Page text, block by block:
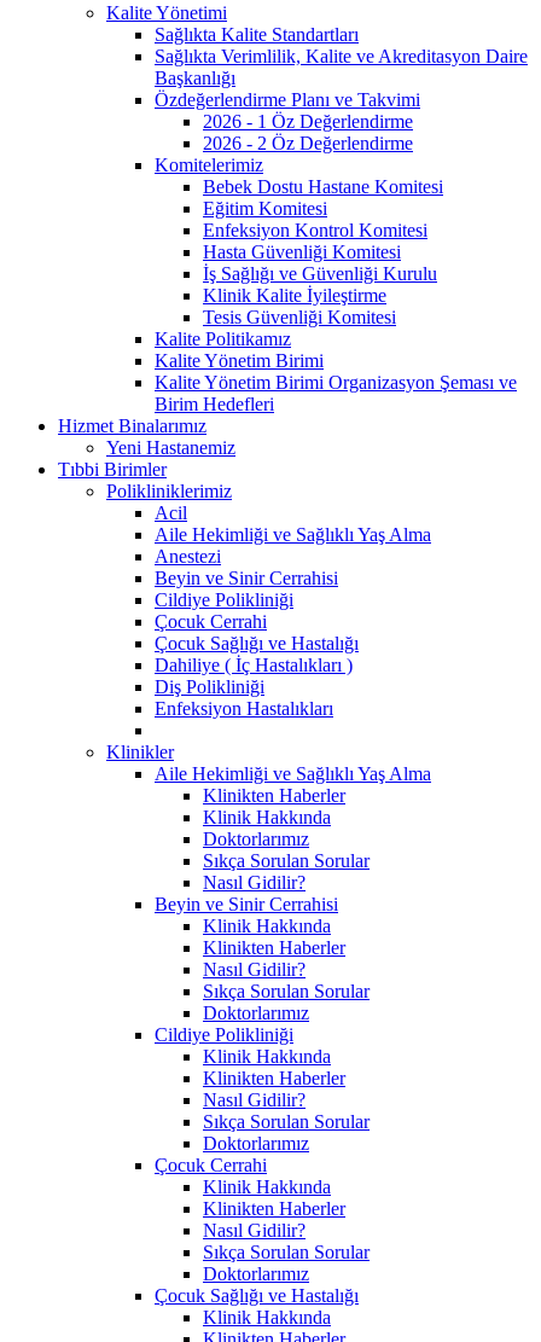
Kalite Yönetimi
Sağlıkta Kalite Standartları
Sağlıkta Verimlilik, Kalite ve Akreditasyon Daire
Başkanlığı
Özdeğerlendirme Planı ve Takvimi
2026 - 1 Öz Değerlendirme
2026 - 2 Öz Değerlendirme
Komitelerimiz
Bebek Dostu Hastane Komitesi
Eğitim Komitesi
Enfeksiyon Kontrol Komitesi
Hasta Güvenliği Komitesi
İş Sağlığı ve Güvenliği Kurulu
Klinik Kalite İyileştirme
Tesis Güvenliği Komitesi
Kalite Politikamız
Kalite Yönetim Birimi
Kalite Yönetim Birimi Organizasyon Şeması ve
Birim Hedefleri
Hizmet Binalarımız
Yeni Hastanemiz
Tıbbi Birimler
Polikliniklerimiz
Acil
Aile Hekimliği ve Sağlıklı Yaş Alma
Anestezi
Beyin ve Sinir Cerrahisi
Cildiye Polikliniği
Çocuk Cerrahi
Çocuk Sağlığı ve Hastalığı
Dahiliye ( İç Hastalıkları )
Diş Polikliniği
Enfeksiyon Hastalıkları
Klinikler
Aile Hekimliği ve Sağlıklı Yaş Alma
Klinikten Haberler
Klinik Hakkında
Doktorlarımız
Sıkça Sorulan Sorular
Nasıl Gidilir?
Beyin ve Sinir Cerrahisi
Klinik Hakkında
Klinikten Haberler
Nasıl Gidilir?
Sıkça Sorulan Sorular
Doktorlarımız
Cildiye Polikliniği
Klinik Hakkında
Klinikten Haberler
Nasıl Gidilir?
Sıkça Sorulan Sorular
Doktorlarımız
Çocuk Cerrahi
Klinik Hakkında
Klinikten Haberler
Nasıl Gidilir?
Sıkça Sorulan Sorular
Doktorlarımız
Çocuk Sağlığı ve Hastalığı
Klinik Hakkında